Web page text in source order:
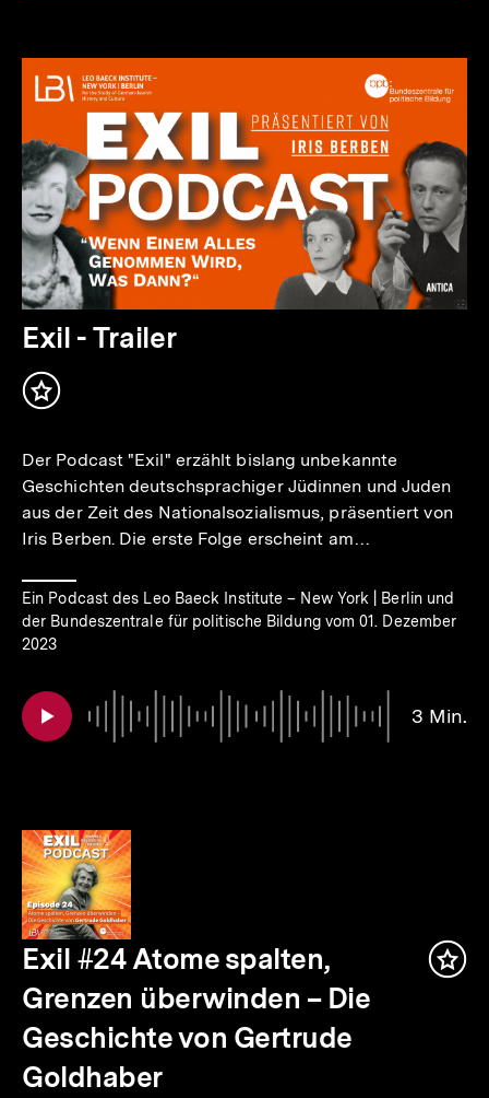
3 Min.
Audio
Dauer
3
Min.
Exil - Trailer
Inhalt
Der Podcast "Exil" erzählt bislang unbekannte
Geschichten deutschsprachiger Jüdinnen und Juden
aus der Zeit des Nationalsozialismus, präsentiert von
Iris Berben. Die erste Folge erscheint am…
Ein Podcast des Leo Baeck Institute – New York | Berlin und
der Bundeszentrale für politische Bildung vom 01. Dezember
2023
Exil #24 Atome spalten,
Grenzen überwinden – Die
Geschichte von Gertrude
Goldhaber